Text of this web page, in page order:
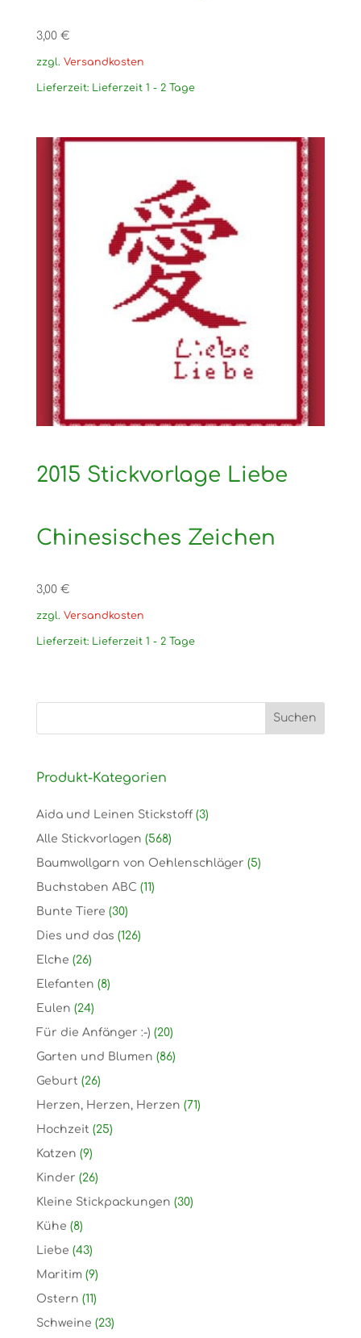
3,00 €
zzgl. Versandkosten
Lieferzeit: Lieferzeit 1 - 2 Tage
2015 Stickvorlage Liebe
Chinesisches Zeichen
3,00 €
zzgl. Versandkosten
Lieferzeit: Lieferzeit 1 - 2 Tage
Produkt-Kategorien
Aida und Leinen Stickstoff (3)
Alle Stickvorlagen (568)
Baumwollgarn von Oehlenschläger (5)
Buchstaben ABC (11)
Bunte Tiere (30)
Dies und das (126)
Elche (26)
Elefanten (8)
Eulen (24)
Für die Anfänger :-) (20)
Garten und Blumen (86)
Geburt (26)
Herzen, Herzen, Herzen (71)
Hochzeit (25)
Katzen (9)
Kinder (26)
Kleine Stickpackungen (30)
Kühe (8)
Liebe (43)
Maritim (9)
Ostern (11)
Schweine (23)